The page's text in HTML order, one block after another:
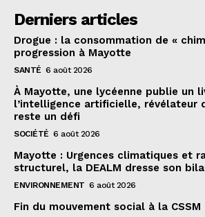
Derniers articles
Drogue : la consommation de «
progression à Mayotte
SANTÉ 6 août 2026
À Mayotte, une lycéenne publie un
l’intelligence artificielle, révélateur
reste un défi
SOCIÉTÉ 6 août 2026
Mayotte : Urgences climatiques et
structurel, la DEALM dresse son
ENVIRONNEMENT 6 août 2026
Fin du mouvement social à la CSSM